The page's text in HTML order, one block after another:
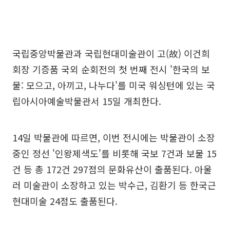
국립중앙박물관과 국립현대미술관이 고(故) 이건희
회장 기증품 국외 순회전의 첫 번째 전시 '한국의 보
물: 모으고, 아끼고, 나누다'를 미국 워싱턴에 있는 국
립아시아예술박물관서 15일 개최한다.
14일 박물관에 따르면, 이번 전시에는 박물관이 소장
중인 정선 '인왕제색도'를 비롯해 국보 7건과 보물 15
건 등 총 172건 297점의 문화유산이 출품된다. 아울
러 미술관이 소장하고 있는 박수근, 김환기 등 한국근
현대미술 24점도 출품된다.